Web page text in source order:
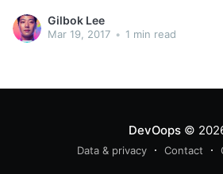
요. 저도 이번에 알고 깜짝 놀랐습니
Tech Summit Seoul이 열립니다. 많이 오셔요. 그리고 이
Gilbok Lee
Mar 19, 2017 • 1 min read
DevOops©
Data & privacy Contact